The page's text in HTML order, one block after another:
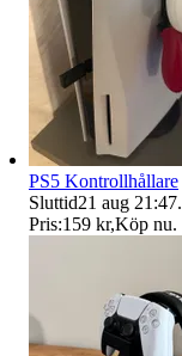
PS5 Kontrollhållare
Sluttid21 aug 21:47.
Pris:159 kr,Köp nu.